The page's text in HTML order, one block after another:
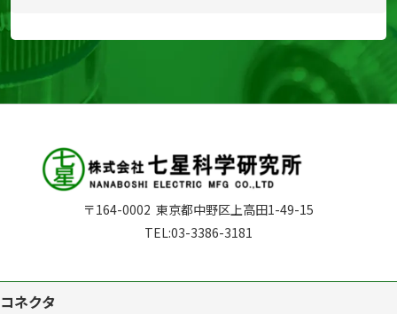
〒164-0002 東京都中野区上高田1-49-15
TEL:03-3386-3181
コネクタ